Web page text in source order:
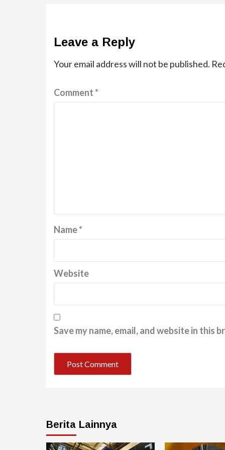
Leave a Reply
Your email address will not be published.
Comment*
Name*
Website
Save my name, email, and website in this
Berita Lainnya